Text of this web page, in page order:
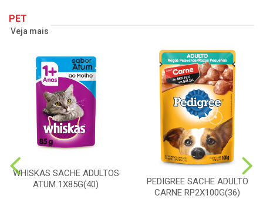
PET
Veja mais
WHISKAS SACHE ADULTOS
ATUM 1X85G(40)
PEDIGREE SACHE ADULTO
CARNE RP2X100G(36)